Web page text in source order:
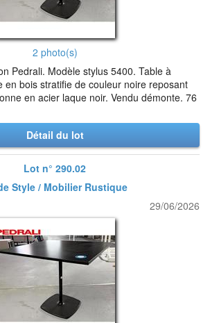
2 photo(s)
Pedrali. Modèle stylus 5400. Table à
en bois stratifie de couleur noire reposant
en acier laque noir. Vendu démonte. 76
Détail du lot
Lot n° 290.02
Style / Mobilier Rustique
29/06/2026